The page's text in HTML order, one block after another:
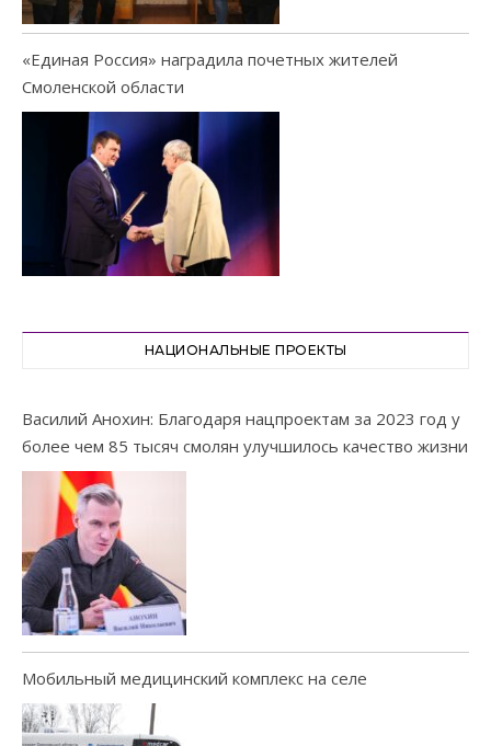
«Единая Россия» наградила почетных жителей
Смоленской области
НАЦИОНАЛЬНЫЕ ПРОЕКТЫ
Василий Анохин: Благодаря нацпроектам за 2023 год у
более чем 85 тысяч смолян улучшилось качество жизни
Мобильный медицинский комплекс на селе